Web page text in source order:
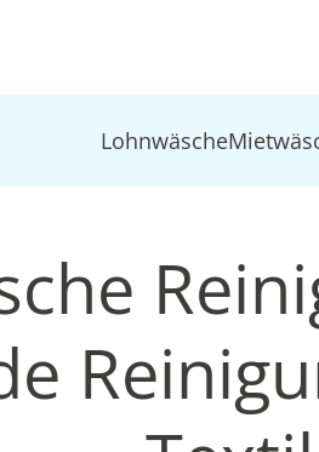
Lohnwäsche